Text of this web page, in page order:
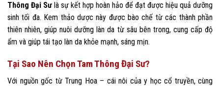
Thông Đại Sư là sự kết hợp hoàn hảo để đạt được hiệu quả dưỡng
sinh tối đa. Kem thảo dược này được bào chế từ các thành phần
thiên nhiên, giúp nuôi dưỡng làn da từ sâu bên trong, cung cấp độ
ẩm và giúp tái tạo làn da khỏe mạnh, sáng mịn.
Tại Sao Nên Chọn Tam Thông Đại Sư?
Với nguồn gốc từ Trung Hoa – cái nôi của y học cổ truyền, cùng